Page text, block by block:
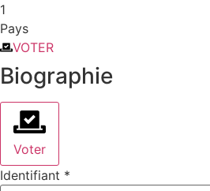
1
Pays
VOTER
Biographie
Voter
Identifiant *